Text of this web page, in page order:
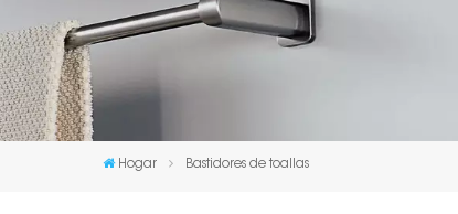
español
Hogar Bastidores de toallas